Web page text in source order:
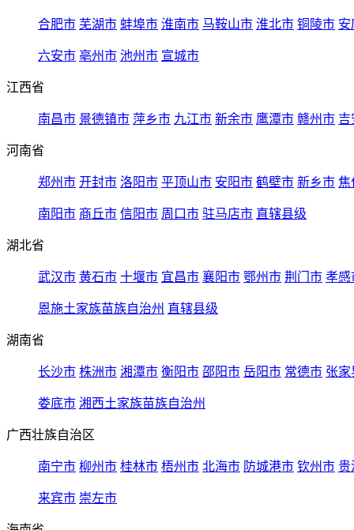
合肥市 芜湖市 蚌埠市 淮南市 马鞍山市 淮北市 铜陵市 安
六安市 亳州市 池州市 宣城市
江西省
南昌市 景德镇市 萍乡市 九江市 新余市 鹰潭市 赣州市 吉
河南省
郑州市 开封市 洛阳市 平顶山市 安阳市 鹤壁市 新乡市 焦
南阳市 商丘市 信阳市 周口市 驻马店市 直辖县级
湖北省
武汉市 黄石市 十堰市 宜昌市 襄阳市 鄂州市 荆门市 孝感
恩施土家族苗族自治州 直辖县级
湖南省
长沙市 株洲市 湘潭市 衡阳市 邵阳市 岳阳市 常德市 张家
娄底市 湘西土家族苗族自治州
广西壮族自治区
南宁市 柳州市 桂林市 梧州市 北海市 防城港市 钦州市 贵
来宾市 崇左市